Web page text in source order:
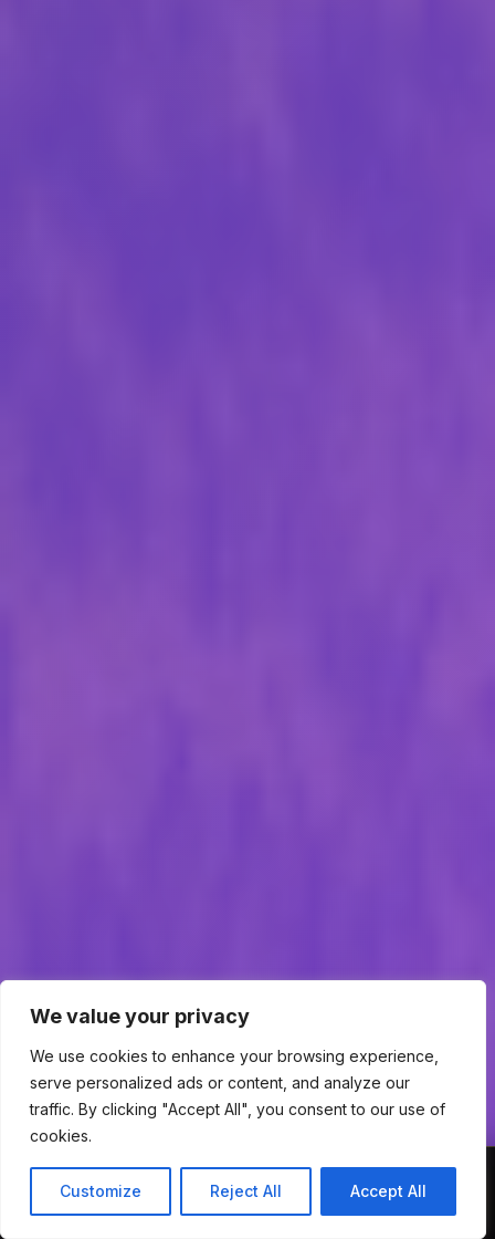
We value your privacy
We use cookies to enhance your browsing experience,
serve personalized ads or content, and analyze our
traffic. By clicking "Accept All", you consent to our use of
cookies.
Customize Reject All Accept All